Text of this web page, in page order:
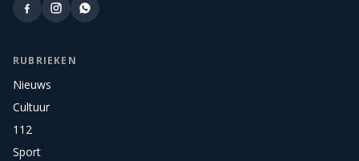
RUBRIEKEN
Nieuws
Cultuur
112
Sport